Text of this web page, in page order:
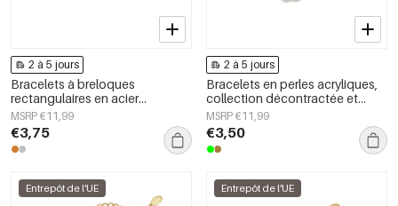
2 à 5 jours
Bracelets à breloques
rectangulaires en acier
inoxydable, collection Simple
Daily Simple, bijoux pour
femmes
MSRP €11,99
€3,75
2 à 5 jours
Bracelets en perles acryliques,
collection décontractée et
simple pour femmes
MSRP €11,99
€3,50
Entrepôt de l'UE Entrepôt de l'UE